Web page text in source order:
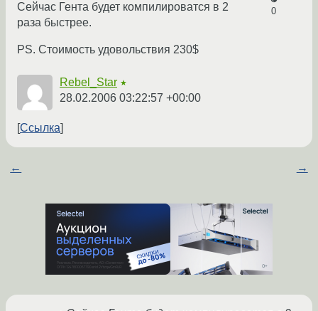
0
Сейчас Гента будет компилироватся в 2
раза быстрее.
PS. Стоимость удовольствия 230$
Rebel_Star ★
28.02.2006 03:22:57 +00:00
Ссылка
← →